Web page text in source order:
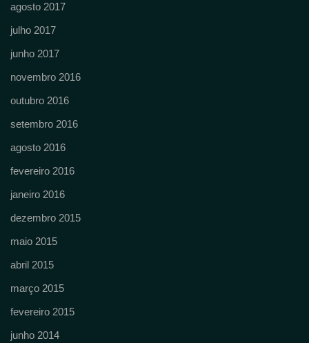
agosto 2017
julho 2017
junho 2017
novembro 2016
outubro 2016
setembro 2016
agosto 2016
fevereiro 2016
janeiro 2016
dezembro 2015
maio 2015
abril 2015
março 2015
fevereiro 2015
junho 2014